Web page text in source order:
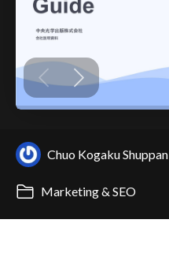
Chuo Kogaku Shuppan
Marketing & SEO